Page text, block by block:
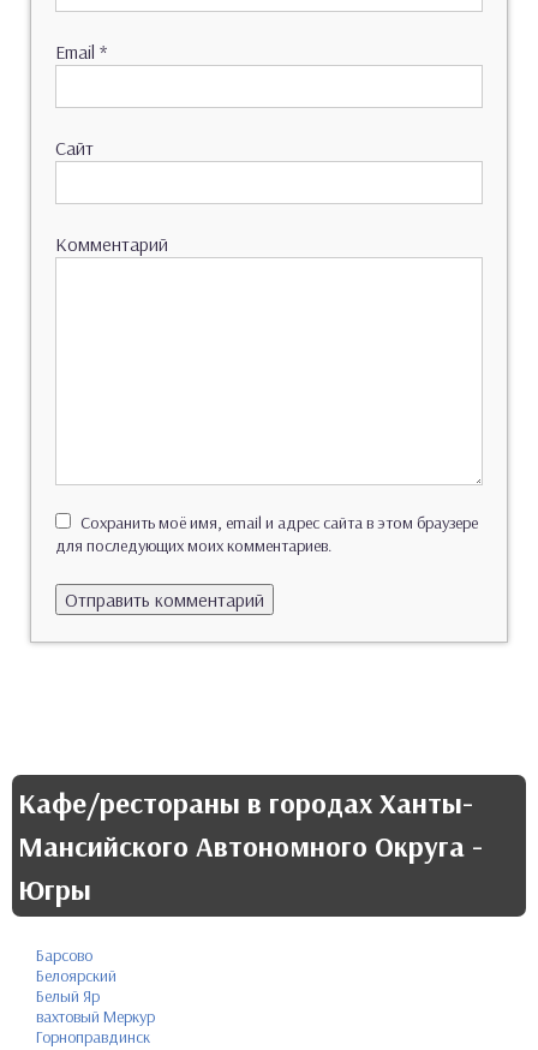
Email *
Сайт
Комментарий
Сохранить моё имя, email и адрес сайта в этом браузере
для последующих моих комментариев.
Кафе/рестораны в городах Ханты-
Мансийского Автономного Округа -
Югры
Барсово
Белоярский
Белый Яр
вахтовый Меркур
Горноправдинск